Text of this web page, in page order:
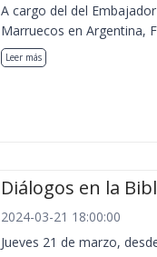
A cargo del del
Marruecos en Argentina,
Leer más
Diálogos en la
2024-03-21 18:00:00
Jueves 21 de marzo,